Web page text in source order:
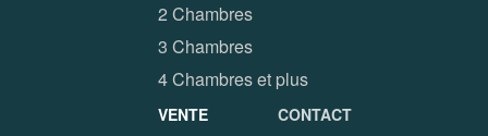
2 Chambres
3 Chambres
4 Chambres et plus
VENTE CONTACT